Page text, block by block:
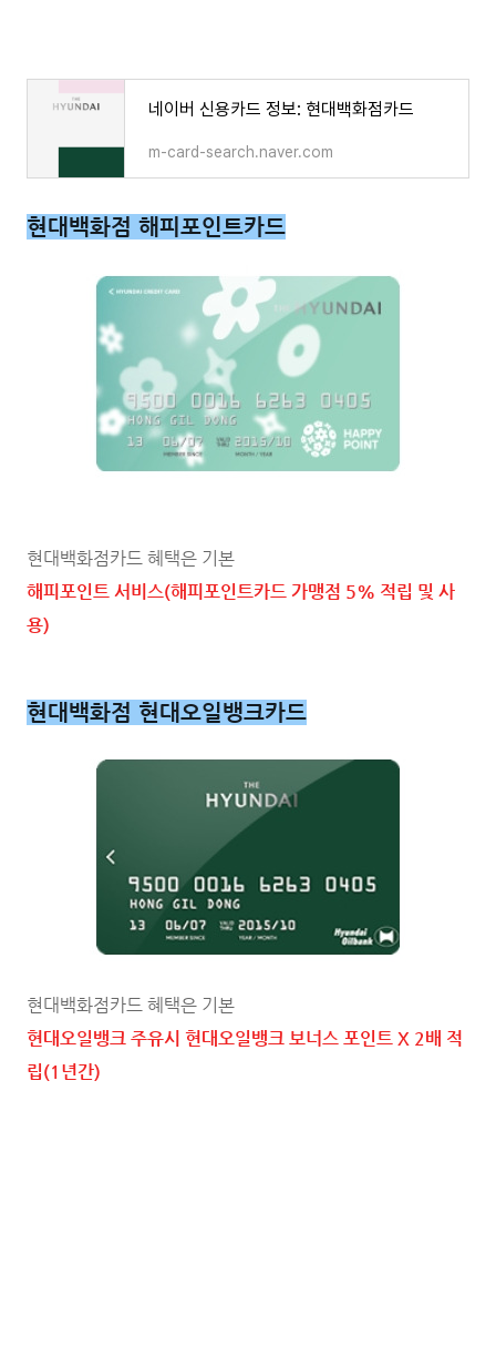
네이버 신용카드 정보: 현대백화점카드
m-card-search.naver.com
현대백화점 해피포인트카드
현대백화점카드 혜택은 기본
해피포인트 서비스(해피포인트카드 가맹점 5% 적립 및 사
용)
현대백화점 현대오일뱅크카드
현대백화점카드 혜택은 기본
현대오일뱅크 주유시 현대오일뱅크 보너스 포인트 X 2배 적
립(1년간)